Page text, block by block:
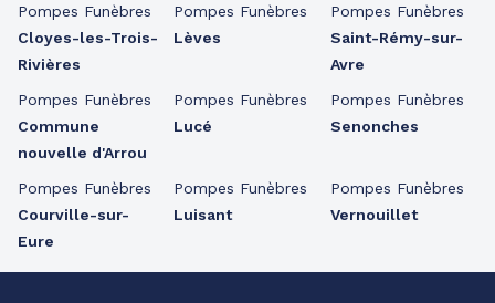
Pompes Funèbres
Cloyes-les-Trois-
Rivières
Pompes Funèbres
Commune
nouvelle d'Arrou
Pompes Funèbres
Courville-sur-
Eure
Pompes Funèbres
Lèves
Pompes Funèbres
Lucé
Pompes Funèbres
Luisant
Pompes Funèbres
Saint-Rémy-sur-
Avre
Pompes Funèbres
Senonches
Pompes Funèbres
Vernouillet